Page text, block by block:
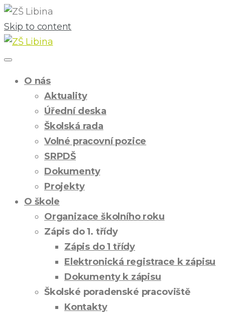
Skip to content
O nás
Aktuality
Úřední deska
Školská rada
Volné pracovní pozice
SRPDŠ
Dokumenty
Projekty
O škole
Organizace školního roku
Zápis do 1. třídy
Zápis do 1 třídy
Elektronická registrace k zápisu
Dokumenty k zápisu
Školské poradenské pracoviště
Kontakty